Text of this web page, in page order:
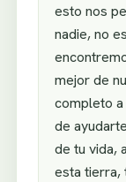
esto nos
nadie, no
mejor de
completo a
de
de tu vida,
esta tierra,